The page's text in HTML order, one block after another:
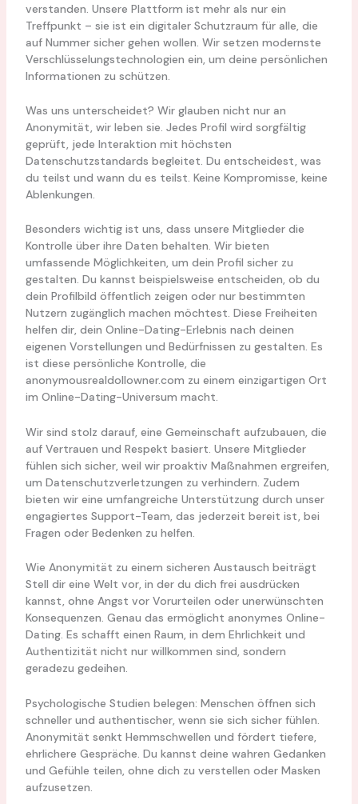
verstanden. Unsere Plattform ist mehr als nur ein
Treffpunkt – sie ist ein digitaler Schutzraum für alle, die
auf Nummer sicher gehen wollen. Wir setzen modernste
Verschlüsselungstechnologien ein, um deine persönlichen
Informationen zu schützen.
Was uns unterscheidet? Wir glauben nicht nur an
Anonymität, wir leben sie. Jedes Profil wird sorgfältig
geprüft, jede Interaktion mit höchsten
Datenschutzstandards begleitet. Du entscheidest, was
du teilst und wann du es teilst. Keine Kompromisse, keine
Ablenkungen.
Besonders wichtig ist uns, dass unsere Mitglieder die
Kontrolle über ihre Daten behalten. Wir bieten
umfassende Möglichkeiten, um dein Profil sicher zu
gestalten. Du kannst beispielsweise entscheiden, ob du
dein Profilbild öffentlich zeigen oder nur bestimmten
Nutzern zugänglich machen möchtest. Diese Freiheiten
helfen dir, dein Online-Dating-Erlebnis nach deinen
eigenen Vorstellungen und Bedürfnissen zu gestalten. Es
ist diese persönliche Kontrolle, die
anonymousrealdollowner.com zu einem einzigartigen Ort
im Online-Dating-Universum macht.
Wir sind stolz darauf, eine Gemeinschaft aufzubauen, die
auf Vertrauen und Respekt basiert. Unsere Mitglieder
fühlen sich sicher, weil wir proaktiv Maßnahmen ergreifen,
um Datenschutzverletzungen zu verhindern. Zudem
bieten wir eine umfangreiche Unterstützung durch unser
engagiertes Support-Team, das jederzeit bereit ist, bei
Fragen oder Bedenken zu helfen.
Wie Anonymität zu einem sicheren Austausch beiträgt
Stell dir eine Welt vor, in der du dich frei ausdrücken
kannst, ohne Angst vor Vorurteilen oder unerwünschten
Konsequenzen. Genau das ermöglicht anonymes Online-
Dating. Es schafft einen Raum, in dem Ehrlichkeit und
Authentizität nicht nur willkommen sind, sondern
geradezu gedeihen.
Psychologische Studien belegen: Menschen öffnen sich
schneller und authentischer, wenn sie sich sicher fühlen.
Anonymität senkt Hemmschwellen und fördert tiefere,
ehrlichere Gespräche. Du kannst deine wahren Gedanken
und Gefühle teilen, ohne dich zu verstellen oder Masken
aufzusetzen.